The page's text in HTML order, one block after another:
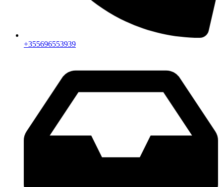
+355696553939